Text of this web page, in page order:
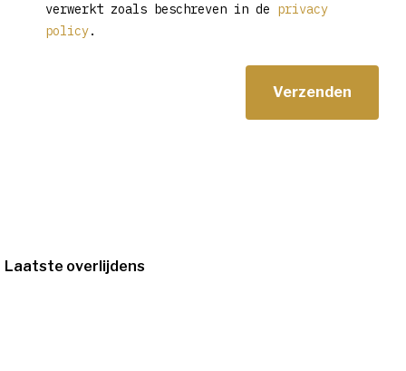
verwerkt zoals beschreven in de privacy
policy.
Laatste overlijdens